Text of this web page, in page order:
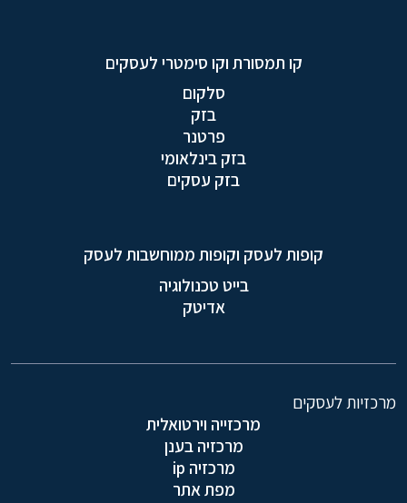
קו תמסורת וקו סימטרי לעסקים
סלקום
בזק
פרטנר
בזק בינלאומי
בזק עסקים
קופות לעסק וקופות ממוחשבות לעסק
בייט טכנולוגיה
אדיטק
מרכזיות לעסקים
מרכזייה וירטואלית
מרכזיה בענן
מרכזיה ip
מפת אתר